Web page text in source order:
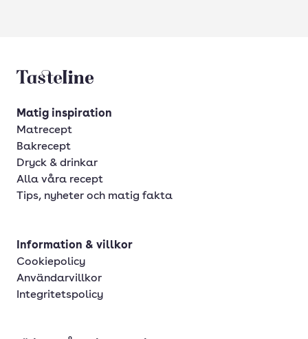
Tasteline startsida
Matig inspiration
Matrecept
Bakrecept
Dryck & drinkar
Alla våra recept
Tips, nyheter och matig fakta
Information & villkor
Cookiepolicy
Användarvillkor
Integritetspolicy